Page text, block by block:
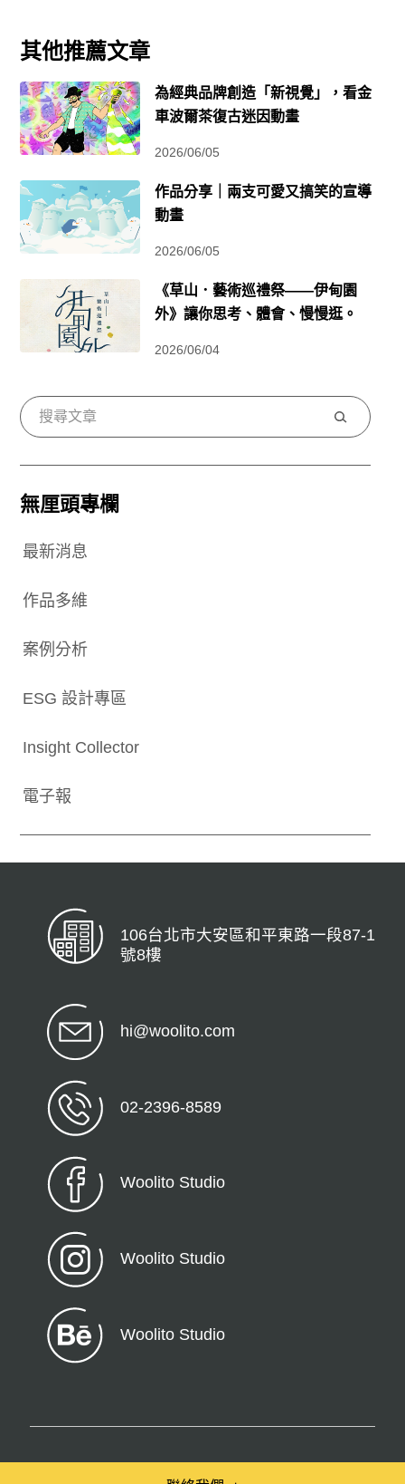
搜
無厘頭專欄
最新消息
作品多維
案例分析
ESG 設計專區
Insight Collector
電子報
其他推薦文章
為經典品牌創造「新視覺」，看金
車波爾茶復古迷因動畫
2026/06/05
作品分享｜兩支可愛又搞笑的宣導
動畫
2026/06/05
《草山．藝術巡禮祭——伊甸園
外》讓你思考、體會、慢慢逛。
2026/06/04
106台北市大安區和平東路一段87-1
號8樓
hi@woolito.com
02-2396-8589
Woolito Studio
Woolito Studio
Woolito Studio